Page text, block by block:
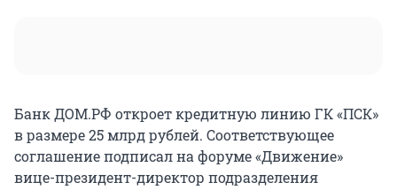
Банк ДОМ.РФ откроет кредитную линию ГК «ПСК»
в размере 25 млрд рублей. Соответствующее
соглашение подписал на форуме «Движение»
вице-президент-директор подразделения